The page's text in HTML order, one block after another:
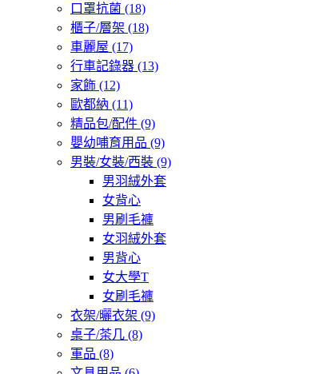
口罩抗菌 (18)
櫃子/層架 (18)
車麗屋 (17)
行車記錄器 (13)
家飾 (12)
歐都納 (11)
精品包/配件 (9)
嬰幼哺育用品 (9)
男裝/女裝/西裝 (9)
男羽絨外套
女背心
男刷毛褲
女羽絨外套
男背心
女大學T
女刷毛褲
衣架/曬衣架 (9)
桌子/茶几 (8)
軍品 (8)